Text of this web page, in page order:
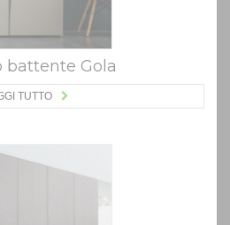
battente Gola
TUTTO